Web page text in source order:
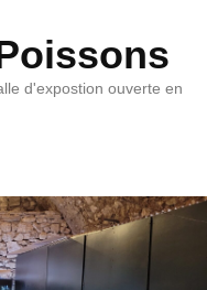
d'expostion ouverte en